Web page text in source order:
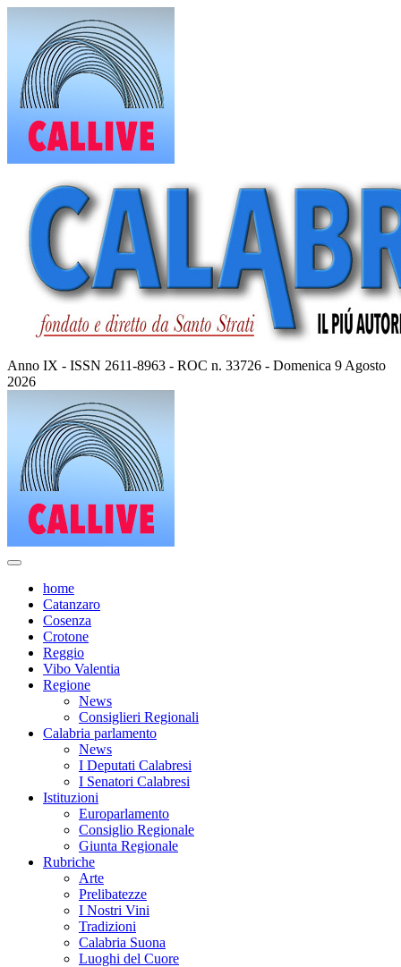
contenuto
Anno IX - ISSN 2611-8963 - ROC n. 33726 - Domenica 9 Agosto
2026
home
Catanzaro
Cosenza
Crotone
Reggio
Vibo Valentia
Regione
News
Consiglieri Regionali
Calabria parlamento
News
I Deputati Calabresi
I Senatori Calabresi
Istituzioni
Europarlamento
Consiglio Regionale
Giunta Regionale
Rubriche
Arte
Prelibatezze
I Nostri Vini
Tradizioni
Calabria Suona
Luoghi del Cuore